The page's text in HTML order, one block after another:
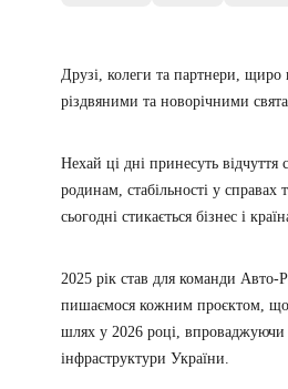
Друзі, колеги та партнери,
різдвяними та новорічними
Нехай ці дні принесуть
родинам, стабільності у
сьогодні стикається бізнес і
2025 рік став для команди Авто-
пишаємося кожним проєктом, що
шлях у 2026 році, впроваджуючи
інфраструктури України.